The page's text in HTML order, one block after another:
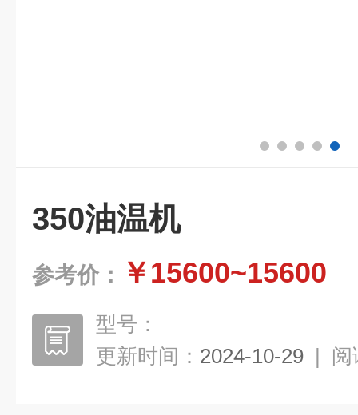
350油温机
参考价： ￥15600~15600
型号：
更新时间： 2024-10-29 | 阅